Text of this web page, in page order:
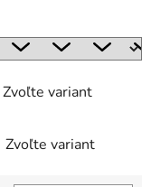
Zvoľte variant
Zvoľte variant